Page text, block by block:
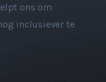
ons om
inclusiever te